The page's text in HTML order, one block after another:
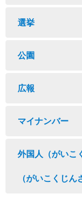
選挙
公園
広報
マイナンバー
外国人（がいこ
（がいこくじ